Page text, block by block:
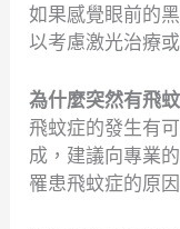
如果感覺眼前的
以考慮激光治療
為什麼突然有飛
飛蚊症的發生有
成，建議向專業
罹患飛蚊症的原